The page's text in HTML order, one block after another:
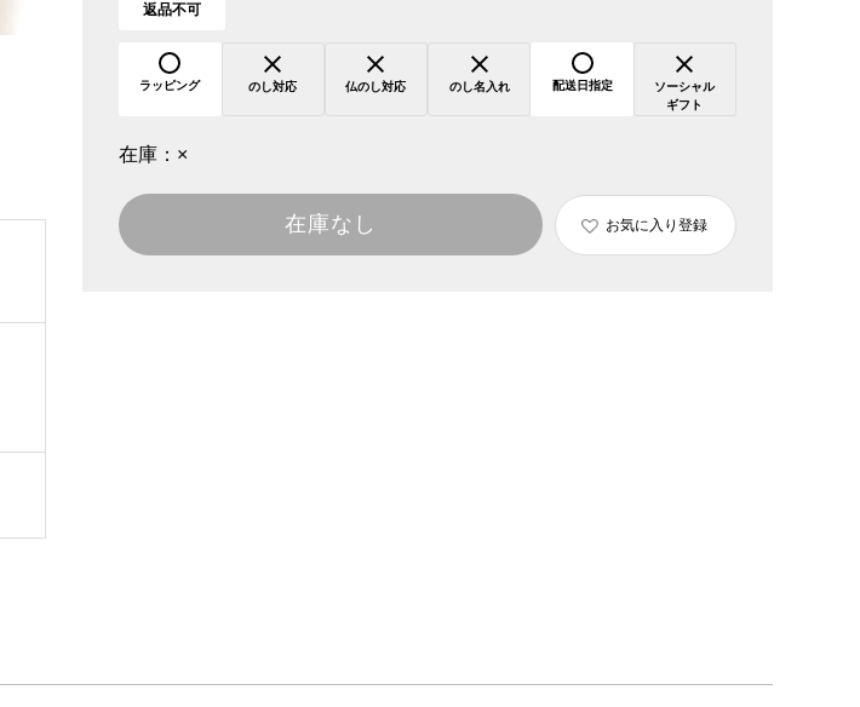
返品不可
ラッピング のし対応 仏のし対応 のし名入れ 配送日指定
ソーシャル
ギフト
在庫： ×
在庫なし お気に入り登録